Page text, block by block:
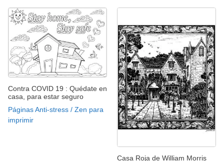
Contra COVID 19 : Quédate en
casa, para estar seguro
Páginas Anti-stress / Zen para
imprimir
Casa Roja de William Morris